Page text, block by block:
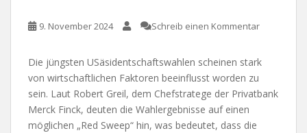
9. November 2024 Schreib einen Kommentar
Die jüngsten USäsidentschaftswahlen scheinen stark
von wirtschaftlichen Faktoren beeinflusst worden zu
sein. Laut Robert Greil, dem Chefstratege der Privatbank
Merck Finck, deuten die Wahlergebnisse auf einen
möglichen „Red Sweep“ hin, was bedeutet, dass die